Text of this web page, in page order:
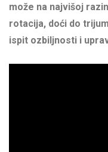
može na najvišoj
rotacija, doći do
ispit ozbiljnosti i